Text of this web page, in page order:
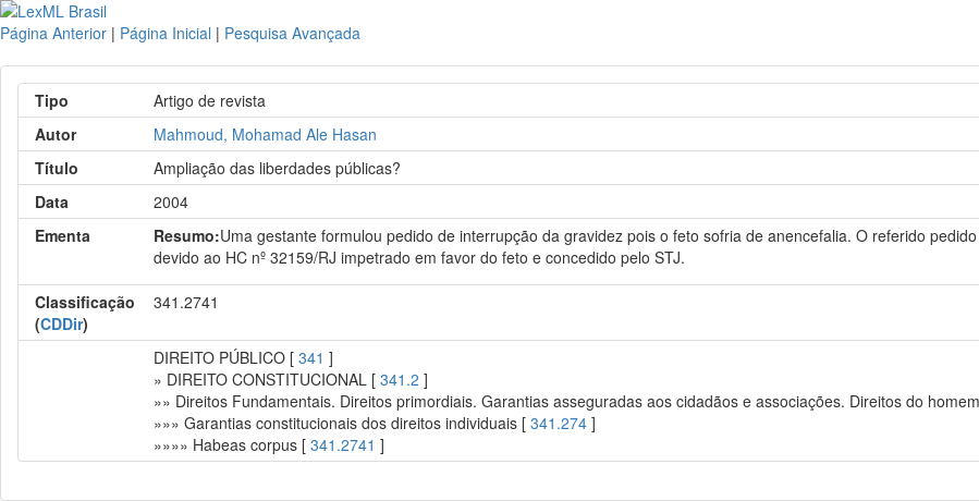
Página Anterior | Página Inicial | Pesquisa Avançada
Tipo
Artigo de revista
Autor
Mahmoud, Mohamad Ale Hasan
Título
Ampliação das liberdades públicas?
Data
2004
Ementa
Resumo:Uma gestante formulou pedido de interrupção da gravidez pois o feto sofria de anencefalia. O referido
devido ao HC nº 32159/RJ impetrado em favor do feto e concedido pelo STJ.
Classificação
(CDDir)
341.2741
DIREITO PÚBLICO [341 ]
» DIREITO CONSTITUCIONAL [341.2 ]
»» Direitos Fundamentais. Direitos primordiais. Garantias asseguradas aos cidadãos e associações. Direitos do
»»» Garantias constitucionais dos direitos individuais [341.274 ]
»»»» Habeas corpus [341.2741 ]